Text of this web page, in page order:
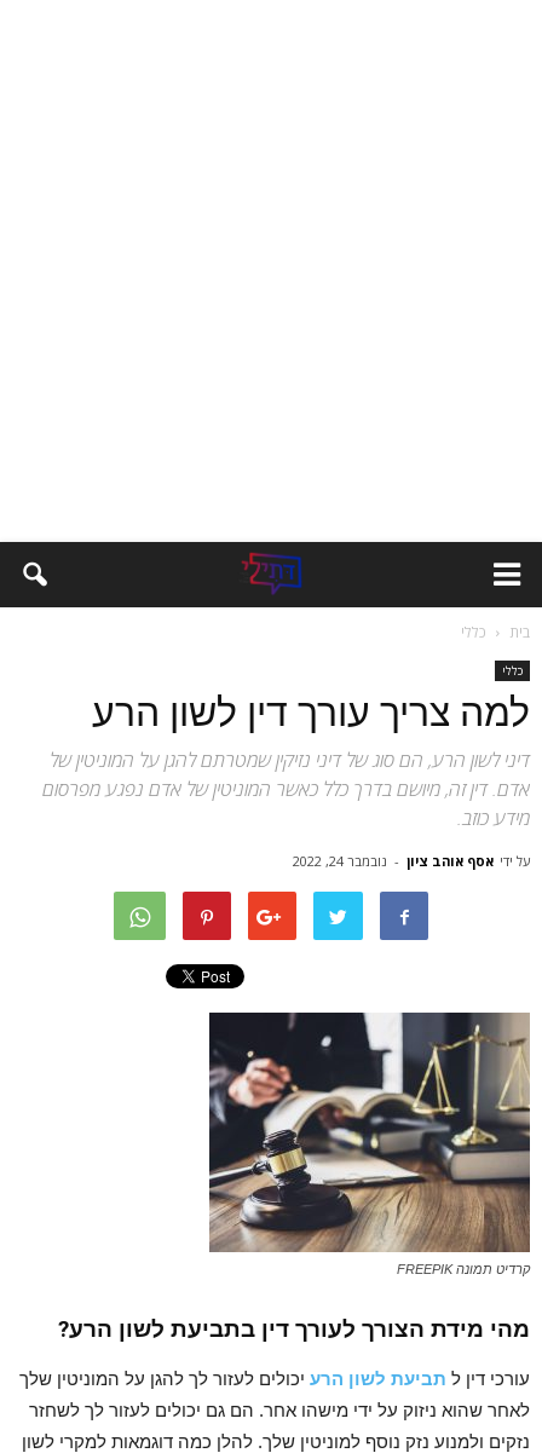
בית כללי
כללי
למה צריך עורך דין לשון הרע
דיני לשון הרע, הם סוג של דיני נזיקין שמטרתם להגן על המוניטין של
אדם. דין זה, מיושם בדרך כלל כאשר המוניטין של אדם נפגע מפרסום
מידע כוזב.
על ידי אסף אוהב ציון - נובמבר 24, 2022
קרדיט תמונה FREEPIK
מהי מידת הצורך לעורך דין בתביעת לשון הרע?
עורכי דין ל תביעת לשון הרע יכולים לעזור לך להגן על המוניטין שלך
לאחר שהוא ניזוק על ידי מישהו אחר. הם גם יכולים לעזור לך לשחזר
נזקים ולמנוע נזק נוסף למוניטין שלך. להלן כמה דוגמאות למקרי לשון